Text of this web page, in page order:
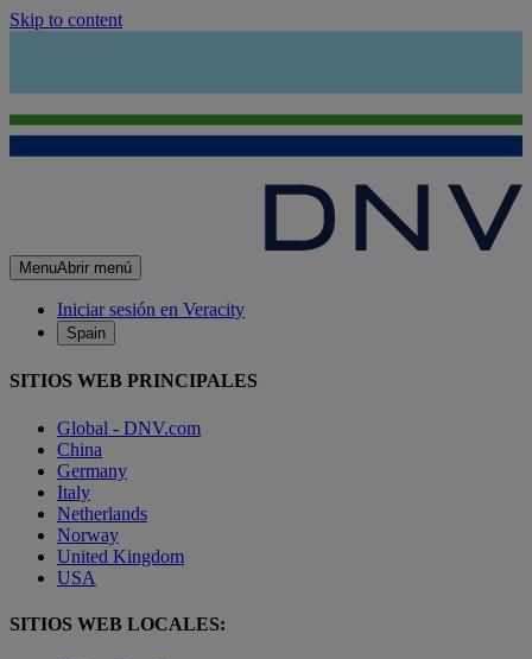
Skip to content
MenuAbrir menú
Iniciar sesión en Veracity
Spain
SITIOS WEB PRINCIPALES
Global - DNV.com
China
Germany
Italy
Netherlands
Norway
United Kingdom
USA
SITIOS WEB LOCALES: